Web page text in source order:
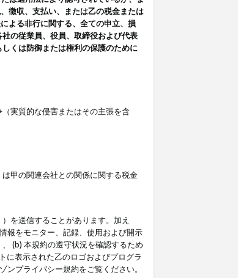
徴収、支払い、または乙の税金または
よる非行に関する、全ての申立、損
の従業員、役員、取締役および代表
くは防御または権利の保護のために
実質的な侵害またはその主張を含
甲の関連会社との関係に関する税金
を送信することがあります。加え
報をモニター、記録、使用および開示
(b) 本規約の遵守状況を確認するため
に表示された乙のロゴおよびプログラ
ンプライバシー規約をご覧ください。